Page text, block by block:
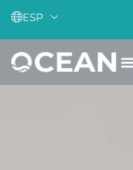
ESP